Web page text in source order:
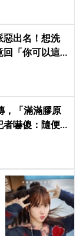
惡出名！想洗
回「你可以這
，「滿滿膠原
者嚇傻：隨便